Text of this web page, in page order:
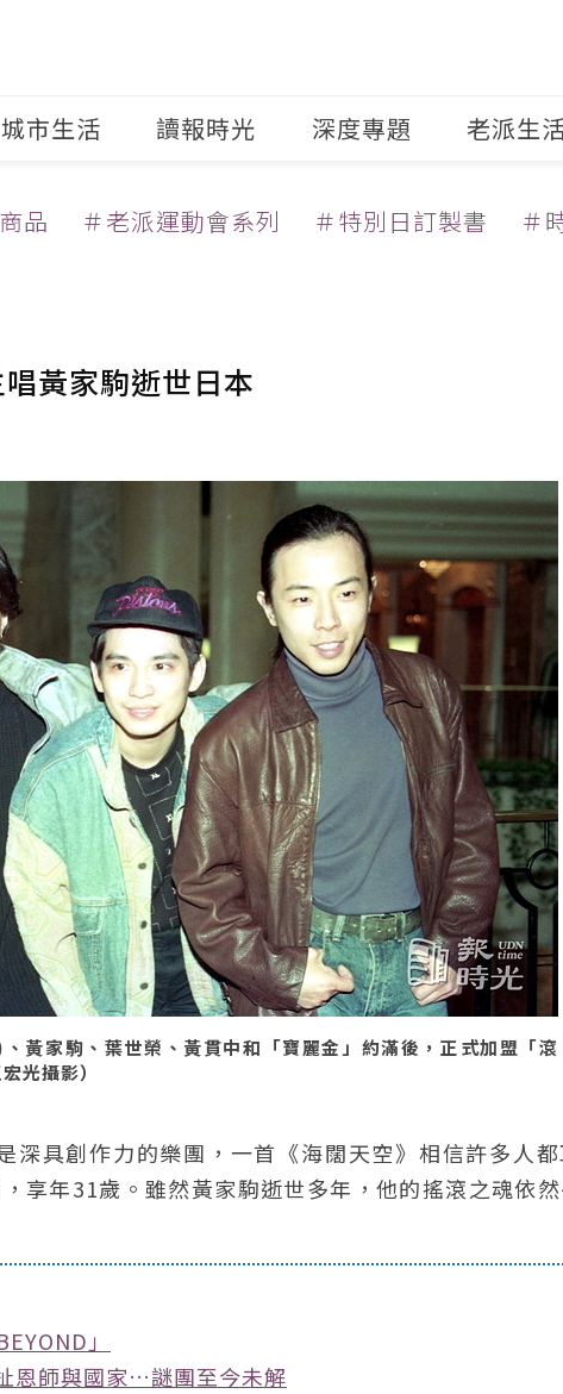
城市生活 讀報時光 深度專題 老派生
品 ＃老派運動會系列 ＃特別日訂製書 ＃
黃家駒逝世日本
黃家駒、葉世榮、黃貫中和「寶麗金」約滿後，正式加盟「滾
光攝影）
具創作力的樂團，一首《海闊天空》相信許多人
享年31歲。雖然黃家駒逝世多年，他的搖滾之魂依
」
恩師與國家…謎團至今未解